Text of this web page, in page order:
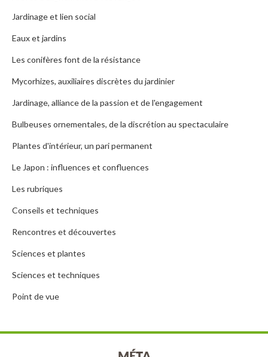
Jardinage et lien social
Eaux et jardins
Les conifères font de la résistance
Mycorhizes, auxiliaires discrètes du jardinier
Jardinage, alliance de la passion et de l'engagement
Bulbeuses ornementales, de la discrétion au spectaculaire
Plantes d'intérieur, un pari permanent
Le Japon : influences et confluences
Les rubriques
Conseils et techniques
Rencontres et découvertes
Sciences et plantes
Sciences et techniques
Point de vue